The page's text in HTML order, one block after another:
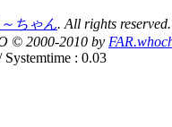
ちゃん. All rights reserved.
© 2000-2010 by
Systemtime : 0.03